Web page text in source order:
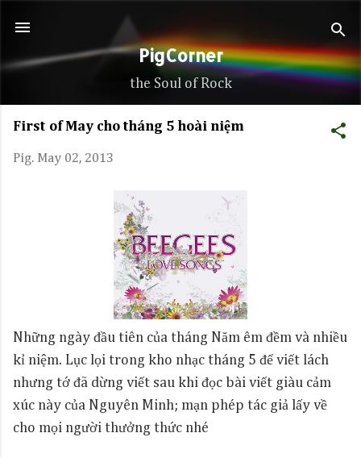
Skip to main content
PigCorner
the Soul of Rock
First of May cho tháng 5 hoài niệm
Pig. May 02, 2013
Những ngày đầu tiên của tháng Năm êm đềm và nhiều
kỉ niệm. Lục lọi trong kho nhạc tháng 5 để viết lách
nhưng tớ đã dừng viết sau khi đọc bài viết giàu cảm
xúc này của Nguyên Minh; mạn phép tác giả lấy về
cho mọi người thưởng thức nhé